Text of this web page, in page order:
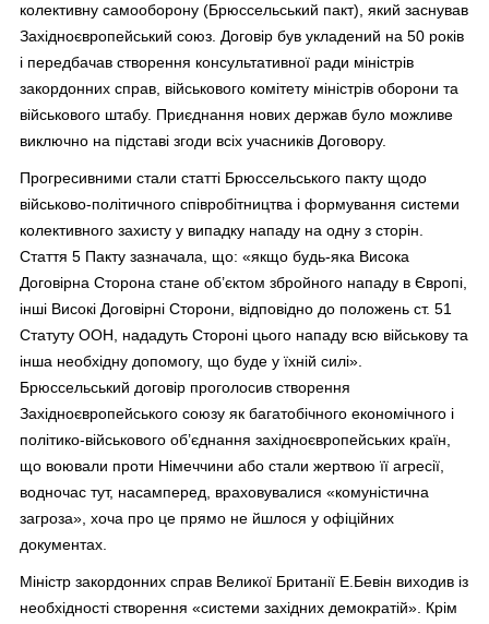
колективну самооборону (Брюссельський пакт), який заснував
Західноєвропейський союз. Договір був укладений на 50 років
і передбачав створення консультативної ради міністрів
закордонних справ, військового комітету міністрів оборони та
військового штабу. Приєднання нових держав було можливе
виключно на підставі згоди всіх учасників Договору.
Прогресивними стали статті Брюссельського пакту щодо
військово-політичного співробітництва і формування системи
колективного захисту у випадку нападу на одну з сторін.
Стаття 5 Пакту зазначала, що: «якщо будь-яка Висока
Договірна Сторона стане об’єктом збройного нападу в Європі,
інші Високі Договірні Сторони, відповідно до положень ст. 51
Статуту ООН, нададуть Стороні цього нападу всю військову та
інша необхідну допомогу, що буде у їхній силі».
Брюссельський договір проголосив створення
Західноєвропейського союзу як багатобічного економічного і
політико-військового об’єднання західноєвропейських країн,
що воювали проти Німеччини або стали жертвою її агресії,
водночас тут, насамперед, враховувалися «комуністична
загроза», хоча про це прямо не йшлося у офіційних
документах.
Міністр закордонних справ Великої Британії Е.Бевін виходив із
необхідності створення «системи західних демократій». Крім